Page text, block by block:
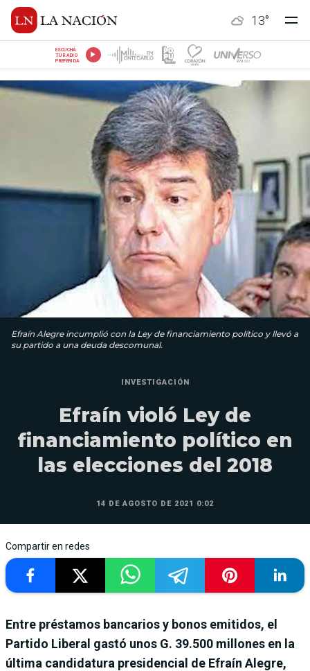
13°
ESCUCHÁ
TU RADIO
PREFERIDA
Efraín Alegre incumplió con la Ley de financiamiento político y llevó a
su partido a una deuda descomunal.
INVESTIGACIÓN
Efraín violó Ley de
financiamiento político en
las elecciones del 2018
14 DE AGOSTO DE 2021 0:02
Compartir en redes
Entre préstamos bancarios y bonos emitidos, el
Partido Liberal gastó unos G. 39.500 millones en la
última candidatura presidencial de Efraín Alegre,